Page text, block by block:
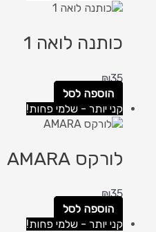
כותנה לואה 1
₪35
הוספה לסל
קני יותר - שלמי פחות!
לורקס AMARA
₪35
הוספה לסל
קני יותר - שלמי פחות!